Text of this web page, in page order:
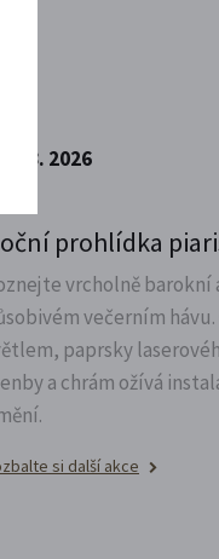
7. 8. 2026
prohlídka
vrcholně
večerním
paprsky
a chrám ožívá
si další akce